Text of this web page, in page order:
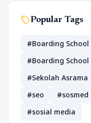
sellPopular Tags
#Boarding School
#Boarding
#Sekolah Asrama
#seo
#sosmed
#sosial media